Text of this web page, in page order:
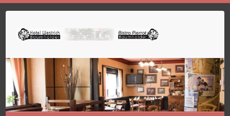
content